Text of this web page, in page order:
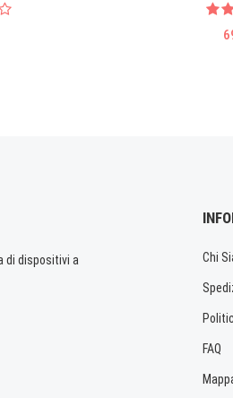
di dispositivi a
Chi
FAQ